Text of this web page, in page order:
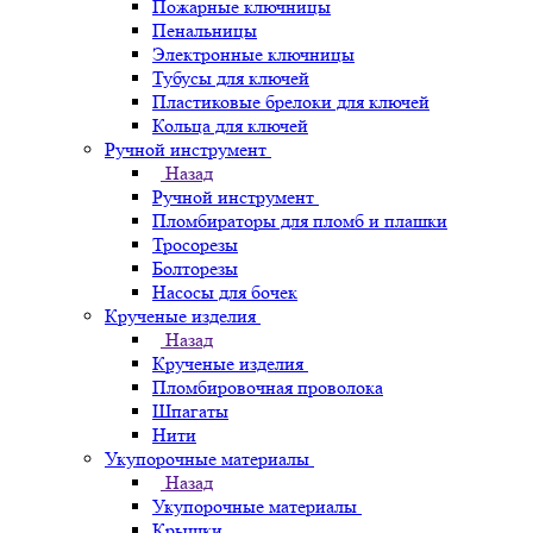
Пожарные ключницы
Пенальницы
Электронные ключницы
Тубусы для ключей
Пластиковые брелоки для ключей
Кольца для ключей
Ручной инструмент
Назад
Ручной инструмент
Пломбираторы для пломб и плашки
Тросорезы
Болторезы
Насосы для бочек
Крученые изделия
Назад
Крученые изделия
Пломбировочная проволока
Шпагаты
Нити
Укупорочные материалы
Назад
Укупорочные материалы